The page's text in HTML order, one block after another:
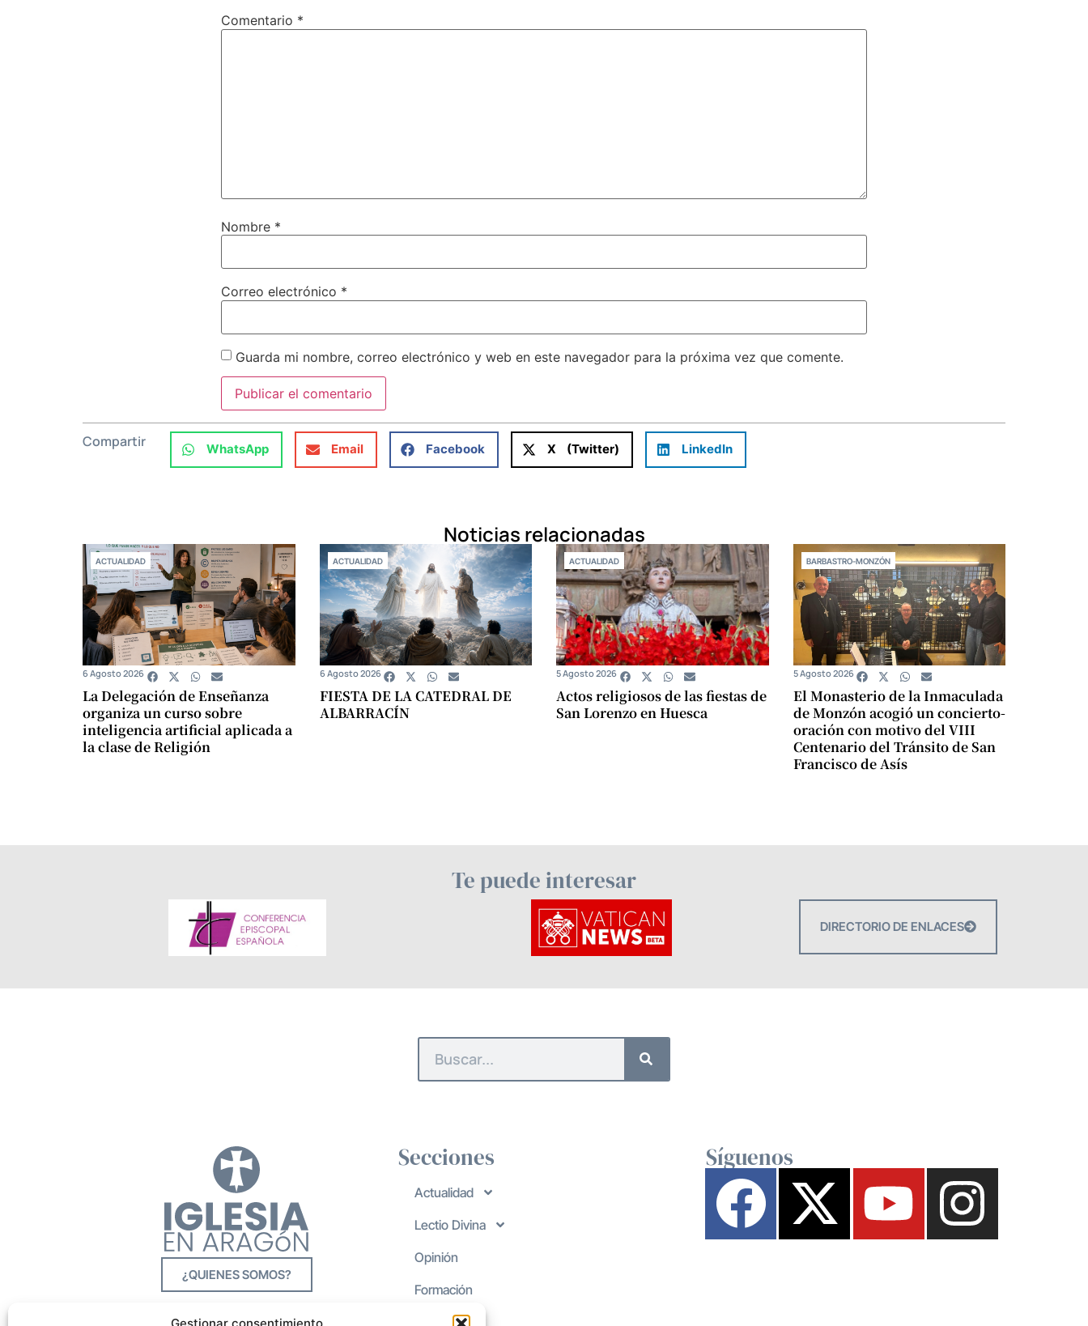
Comentario *
Nombre *
Correo electrónico *
Guarda mi nombre, correo electrónico y web en este navegador para la próxima vez que comente.
Compartir WhatsApp Email Facebook X (Twitter) LinkedIn
Noticias relacionadas
ACTUALIDAD
La Delegación de Enseñanza
organiza un curso sobre
inteligencia artificial aplicada a
la clase de Religión
6 Agosto 2026
ACTUALIDAD
FIESTA DE LA CATEDRAL DE
ALBARRACÍN
6 Agosto 2026
ACTUALIDAD
Actos religiosos de las fiestas de
San Lorenzo en Huesca
5 Agosto 2026
BARBASTRO-MONZÓN
El Monasterio de la Inmaculada
de Monzón acogió un concierto-
oración con motivo del VIII
Centenario del Tránsito de San
Francisco de Asís
5 Agosto 2026
Te puede interesar
DIRECTORIO DE ENLACES
¿QUIENES SOMOS?
Secciones
Actualidad
Lectio Divina
Opinión
Formación
Síguenos